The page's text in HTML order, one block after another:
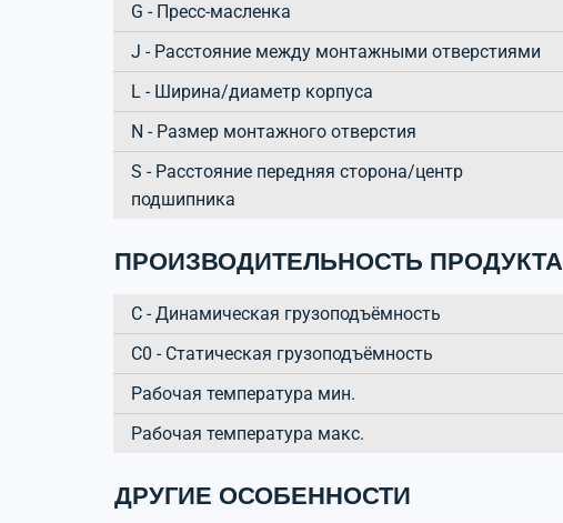
G - Пресс-масленка
J - Расстояние между монтажными отверстиями
L - Ширина/диаметр корпуса
N - Размер монтажного отверстия
S - Расстояние передняя сторона/центр
подшипника
ПРОИЗВОДИТЕЛЬНОСТЬ ПРОДУКТА
C - Динамическая грузоподъёмность
C0 - Статическая грузоподъёмность
Рабочая температура мин.
Рабочая температура макс.
ДРУГИЕ ОСОБЕННОСТИ